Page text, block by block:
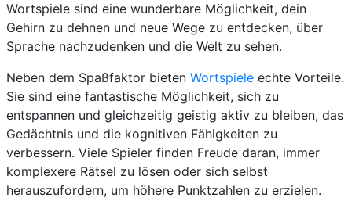
Wortspiele sind eine wunderbare Möglichkeit, dein
Gehirn zu dehnen und neue Wege zu entdecken, über
Sprache nachzudenken und die Welt zu sehen.
Neben dem Spaßfaktor bieten Wortspiele echte Vorteile.
Sie sind eine fantastische Möglichkeit, sich zu
entspannen und gleichzeitig geistig aktiv zu bleiben, das
Gedächtnis und die kognitiven Fähigkeiten zu
verbessern. Viele Spieler finden Freude daran, immer
komplexere Rätsel zu lösen oder sich selbst
herauszufordern, um höhere Punktzahlen zu erzielen.